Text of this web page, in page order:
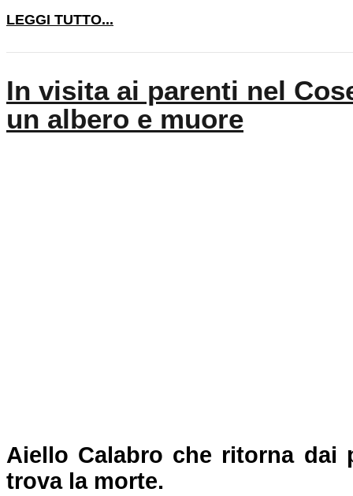
LEGGI TUTTO...
In visita ai parenti nel
un albero e muore
Aiello Calabro che ritorna dai
trova la morte.